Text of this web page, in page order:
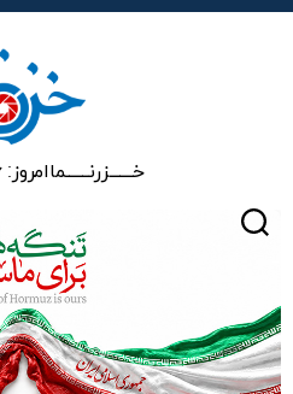
خـــــــزرنـــــــماامروز: ۱۶ مرداد ۱۴۰۵